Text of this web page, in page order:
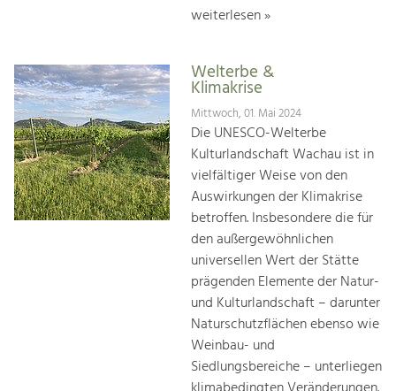
weiterlesen »
Welterbe &
Klimakrise
Mittwoch, 01. Mai 2024
Die UNESCO-Welterbe
Kulturlandschaft Wachau ist in
vielfältiger Weise von den
Auswirkungen der Klimakrise
betroffen. Insbesondere die für
den außergewöhnlichen
universellen Wert der Stätte
prägenden Elemente der Natur-
und Kulturlandschaft – darunter
Naturschutzflächen ebenso wie
Weinbau- und
Siedlungsbereiche – unterliegen